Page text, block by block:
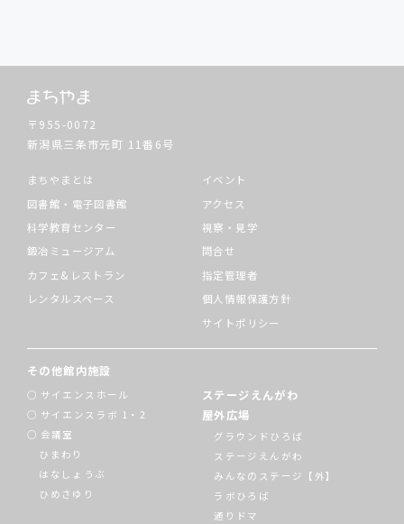
〒955-0072
新潟県三条市元町 11番6号
まちやまとは
図書館・電子図書館
科学教育センター
鍛冶ミュージアム
カフェ&レストラン
レンタルスペース
イベント
アクセス
視察・見学
問合せ
指定管理者
個人情報保護方針
サイトポリシー
その他館内施設
サイエンスホール
サイエンスラボ 1・2
会議室
ひまわり
はなしょうぶ
ひめさゆり
ステージえんがわ
屋外広場
グラウンドひろば
ステージえんがわ
みんなのステージ【外】
ラボひろば
通りドマ